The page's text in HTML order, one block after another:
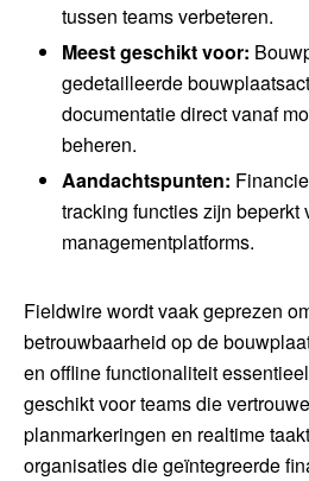
tussen teams verbeteren.
Meest geschikt voor:
gedetailleerde
documentatie direct vanaf
beheren.
Aandachtspunten:
tracking functies zijn beperkt
managementplatforms.
Fieldwire wordt vaak geprezen
betrouwbaarheid op de
en offline functionaliteit
geschikt voor teams die
planmarkeringen en realtime
organisaties die geïntegreerde